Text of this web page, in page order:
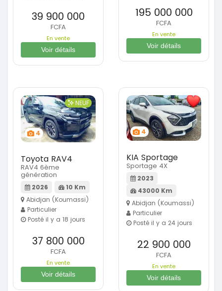
39 900 000
FCFA
En vente
Voir détails
195 000 000
FCFA
En vente
Voir détails
4
NEUF
Toyota RAV4
RAV4 6ème
génération
2026
10 Km
Abidjan (Koumassi)
Particulier
Posté il y a 18 jours
37 800 000
FCFA
En vente
Voir détails
4
KIA Sportage
Sportage 4X
2023
43000 Km
Abidjan (Koumassi)
Particulier
Posté il y a 24 jours
22 900 000
FCFA
En vente
Voir détails